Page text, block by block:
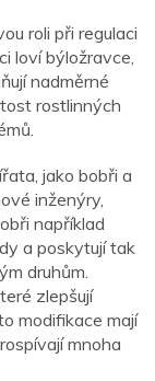
roli při regulaci
loví býložravce,
nadměrné
rostlinných
jako bobři a
inženýry,
například
a poskytují tak
druhům.
zlepšují
modifikace mají
mnoha